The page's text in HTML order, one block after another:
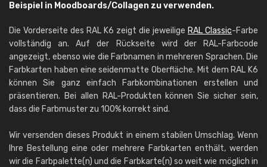
Beispiel in Moodboards/Collagen zu verwenden.
Die Vorderseite des RAL K6 zeigt die jeweilige RAL Classic-Farbe
vollständig an. Auf der Rückseite wird der RAL-Farbcode
angezeigt, ebenso wie die Farbnamen in mehreren Sprachen. Die
Farbkarten haben eine seidenmatte Oberfläche. Mit dem RAL K6
können Sie ganz einfach Farbkombinationen erstellen und
präsentieren. Bei allen RAL-Produkten können Sie sicher sein,
dass die Farbmuster zu 100% korrekt sind.
Wir versenden dieses Produkt in einem stabilen Umschlag. Wenn
Ihre Bestellung eine oder mehrere Farbkarten enthält, werden
wir die Farbpalette(n) und die Farbkarte(n) so weit wie möglich in